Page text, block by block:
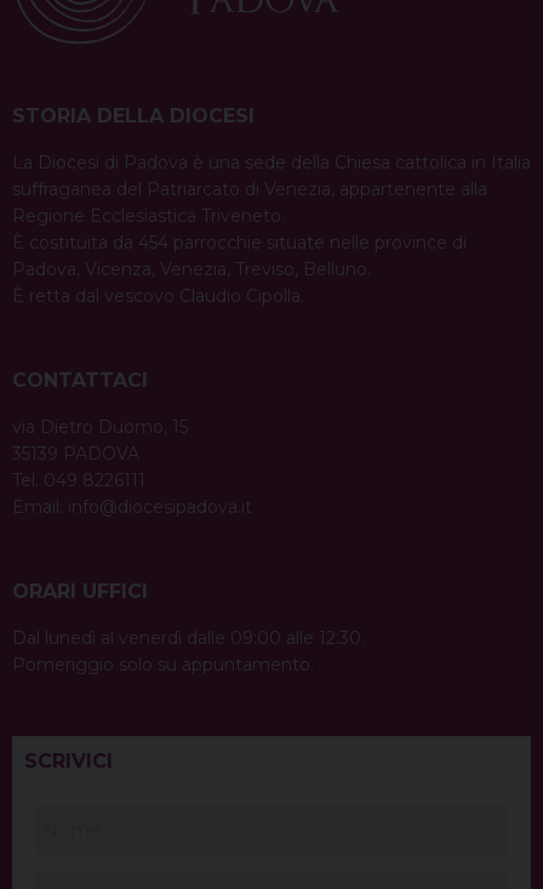
STORIA DELLA DIOCESI
La Diocesi di Padova è una sede della Chiesa cattolica in Italia
suffraganea del Patriarcato di Venezia, appartenente alla
Regione Ecclesiastica Triveneto.
È costituita da 454 parrocchie situate nelle province di
Padova, Vicenza, Venezia, Treviso, Belluno.
È retta dal vescovo Claudio Cipolla.
CONTATTACI
via Dietro Duomo, 15
35139 PADOVA
Tel. 049 8226111
Email: info@diocesipadova.it
ORARI UFFICI
Dal lunedì al venerdì dalle 09:00 alle 12:30.
Pomeriggio solo su appuntamento.
SCRIVICI